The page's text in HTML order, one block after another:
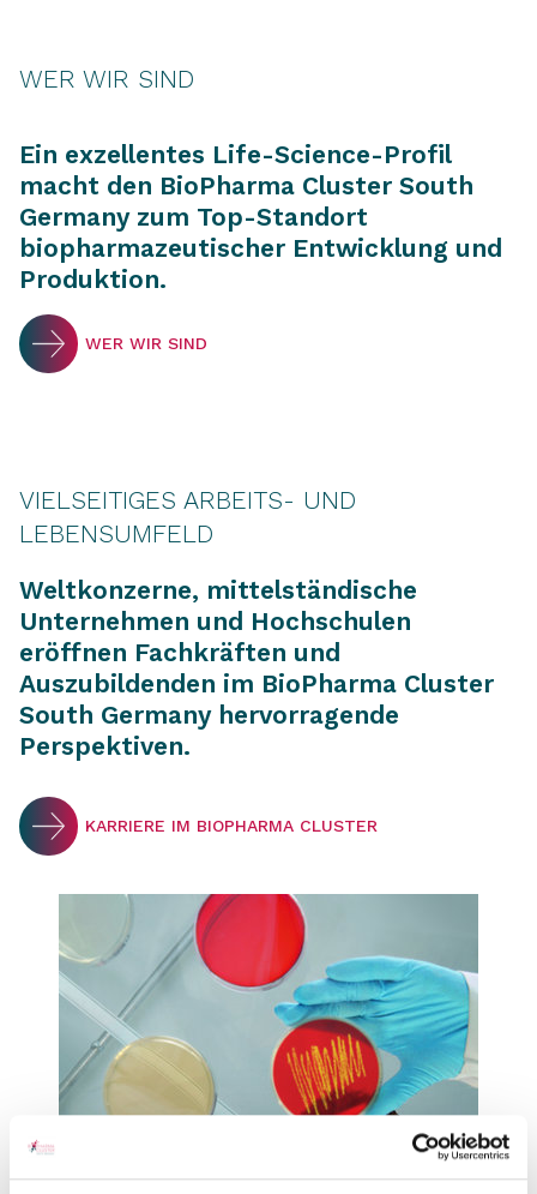
WER WIR SIND
Ein exzellentes Life-Science-Profil
macht den BioPharma Cluster South
Germany zum Top-Standort
biopharmazeutischer Entwicklung und
Produktion.
WER WIR SIND
VIELSEITIGES ARBEITS- UND
LEBENSUMFELD
Weltkonzerne, mittelständische
Unternehmen und Hochschulen
eröffnen Fachkräften und
Auszubildenden im BioPharma Cluster
South Germany hervorragende
Perspektiven.
KARRIERE IM BIOPHARMA CLUSTER